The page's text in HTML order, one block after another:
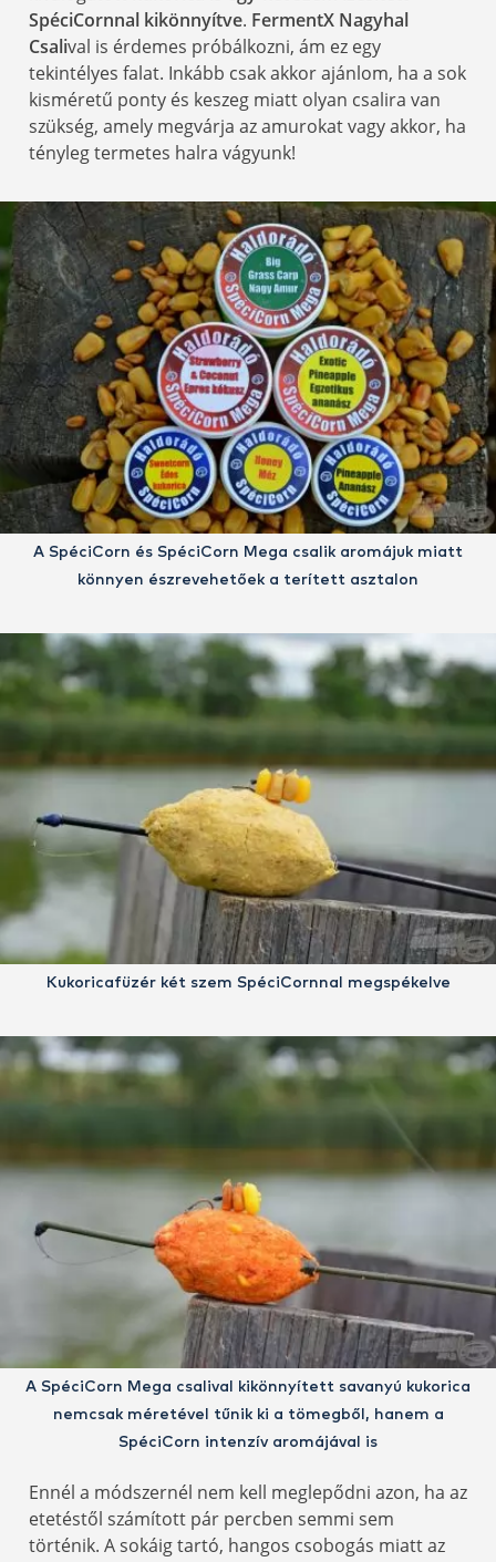
SpéciCornnal kikönnyítve. FermentX Nagyhal
Csalival is érdemes próbálkozni, ám ez egy
tekintélyes falat. Inkább csak akkor ajánlom, ha a sok
kisméretű ponty és keszeg miatt olyan csalira van
szükség, amely megvárja az amurokat vagy akkor, ha
tényleg termetes halra vágyunk!
A SpéciCorn és SpéciCorn Mega csalik aromájuk miatt
könnyen észrevehetőek a terített asztalon
Kukoricafüzér két szem SpéciCornnal megspékelve
A SpéciCorn Mega csalival kikönnyített savanyú kukorica
nemcsak méretével tűnik ki a tömegből, hanem a
SpéciCorn intenzív aromájával is
Ennél a módszernél nem kell meglepődni azon, ha az
etetéstől számított pár percben semmi sem
történik. A sokáig tartó, hangos csobogás miatt az